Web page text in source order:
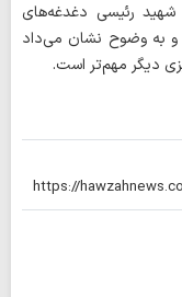
شهید رئیسی دغدغه‌های
به وضوح نشان می‌داد
دیگر مهم‌تر است.